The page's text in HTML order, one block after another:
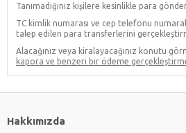
Tanımadığınız kişilere kesinlikle para
TC kimlik numarası ve cep telefonu
talep edilen para transferlerini
Alacağınız veya kiralayacağınız konutu
kapora ve benzeri bir ödeme
Hakkımızda